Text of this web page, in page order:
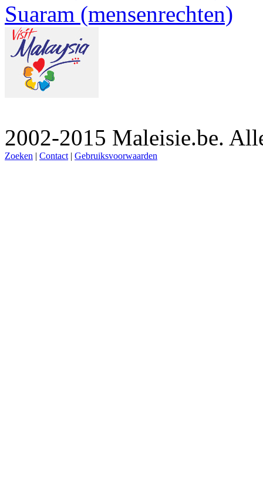
Suaram (mensenrechten)
2002-2015 Maleisie.be.
Zoeken | Contact | Gebruiksvoorwaarden